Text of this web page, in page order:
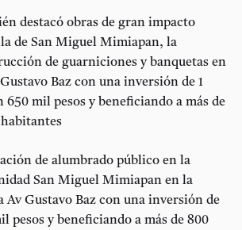
destacó obras de gran impacto
de San Miguel Mimiapan, la
de guarniciones y banquetas en
Baz con una inversión de 1
650 mil pesos y beneficiando a más de
de alumbrado público en la
San Miguel Mimiapan en la
Av Gustavo Baz con una inversión de
pesos y beneficiando a más de 800